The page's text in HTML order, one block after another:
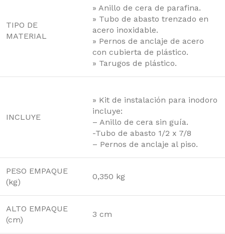
TIPO DE
MATERIAL
» Anillo de cera de parafina.
» Tubo de abasto trenzado en
acero inoxidable.
» Pernos de anclaje de acero
con cubierta de plástico.
» Tarugos de plástico.
INCLUYE
» Kit de instalación para inodoro
incluye:
– Anillo de cera sin guía.
-Tubo de abasto 1/2 x 7/8
– Pernos de anclaje al piso.
PESO EMPAQUE
(kg)
0,350 kg
ALTO EMPAQUE
(cm)
3 cm